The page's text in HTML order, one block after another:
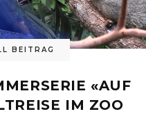
BEITRAG
«AUF
IM ZOO